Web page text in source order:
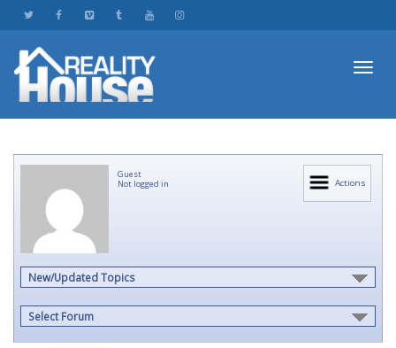
Actions
Guest
Not logged in
New/Updated Topics
Select Forum